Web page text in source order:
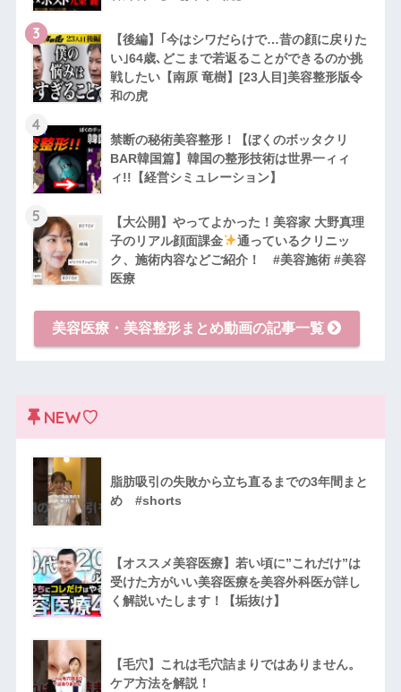
3
【後編】｢今はシワだらけで…昔の顔に戻りた
い｣64歳､どこまで若返ることができるのか挑
戦したい【南原 竜樹】[23人目]美容整形版令
和の虎
4
禁断の秘術美容整形！【ぼくのボッタクリ
BAR韓国篇】韓国の整形技術は世界一ィィ
ィ!!【経営シミュレーション】
5
【大公開】やってよかった！美容家 大野真理
子のリアル顔面課金
通っているクリニッ
ク、施術内容などご紹介！ #美容施術 #美容
医療
美容医療・美容整形まとめ動画の記事一覧
NEW♡
脂肪吸引の失敗から立ち直るまでの3年間まと
め #shorts
【オススメ美容医療】若い頃に”これだけ”は
受けた方がいい美容医療を美容外科医が詳し
く解説いたします！【垢抜け】
【毛穴】これは毛穴詰まりではありません。
ケア方法を解説！